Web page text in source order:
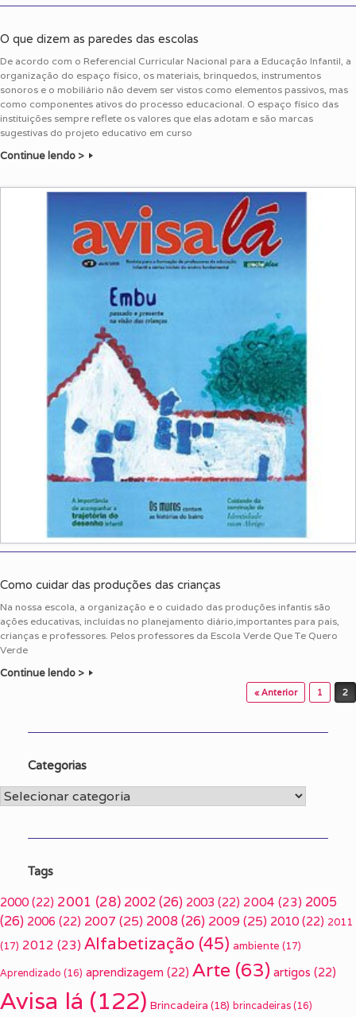
O que dizem as paredes das escolas
De acordo com o Referencial Curricular Nacional para a Educação Infantil, a
organização do espaço físico, os materiais, brinquedos, instrumentos
sonoros e o mobiliário não devem ser vistos como elementos passivos, mas
como componentes ativos do processo educacional. O espaço físico das
instituições sempre reflete os valores que elas adotam e são marcas
sugestivas do projeto educativo em curso
Continue lendo >
Como cuidar das produções das crianças
Na nossa escola, a organização e o cuidado das produções infantis são
ações educativas, incluídas no planejamento diário,importantes para pais,
crianças e professores. Pelos professores da Escola Verde Que Te Quero
Verde
Continue lendo >
« Anterior 1 2
Categorias
Categorias
Tags
2000 (22) 2001 (28) 2002(26) 2003 (22) 2004 (23) 2005
(26) 2006 (22) 2007 (25) 2008(26) 2009(25) 2010 (22) 2011
(17) 2012 (23) Alfabetização (45) ambiente (17)
Aprendizado (16) aprendizagem (22) Arte (63) artigos (22)
Avisa lá (122) Brincadeira (18) brincadeiras (16)